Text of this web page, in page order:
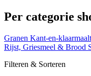
Per categorie
Granen Kant-en-
Rijst, Griesmeel & Brood
Filteren & Sorteren